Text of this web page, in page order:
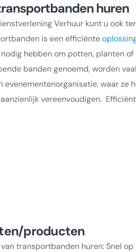
huren
Verhuur kunt u ook
is een efficiënte
hebben om potten, planten
banden genoemd, worden
evenementenorganisatie, waar
vereenvoudigen.
producten
transportbanden huren: Snel